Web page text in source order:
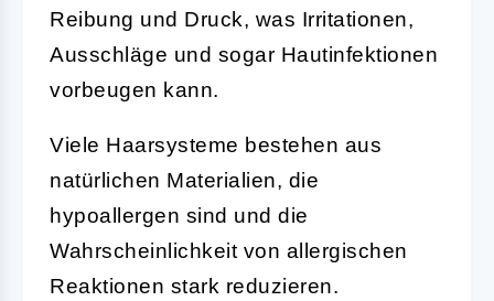
Reibung und Druck, was Irritationen,
Ausschläge und sogar Hautinfektionen
vorbeugen kann.
Viele Haarsysteme bestehen aus
natürlichen Materialien, die
hypoallergen sind und die
Wahrscheinlichkeit von allergischen
Reaktionen stark reduzieren.